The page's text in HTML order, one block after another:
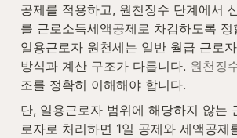
공제를 적용하고, 원천징수 단계에서
를 근로소득세액공제로 차감하도록 정
일용근로자 원천세는 일반 월급 근로
방식과 계산 구조가 다릅니다. 원천징
조를 정확히 이해해야 합니다.
단, 일용근로자 범위에 해당하지 않는
로자로 처리하면 1일 공제와 세액공제